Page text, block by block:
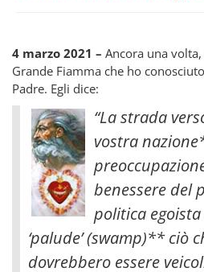
4 marzo 2021 – Ancora una
Grande Fiamma che ho
Padre. Egli dice:
“La strada
vostra
benessere del
politica
‘palude’ (swamp)** ciò
dovrebbero essere